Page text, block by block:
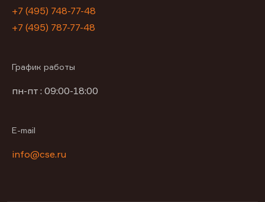
+7 (495) 748-77-48
+7 (495) 787-77-48
График работы
пн-пт : 09:00-18:00
E-mail
info@cse.ru